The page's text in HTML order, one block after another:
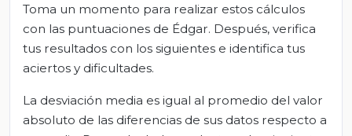
Toma un momento para realizar estos cálculos
con las puntuaciones de Édgar. Después, verifica
tus resultados con los siguientes e identifica tus
aciertos y dificultades.
La desviación media es igual al promedio del valor
absoluto de las diferencias de sus datos respecto a